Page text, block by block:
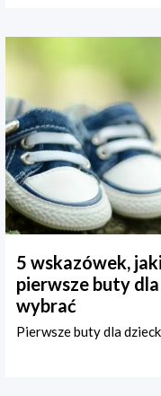
5 wskazówek,
pierwsze buty
wybrać
Pierwsze buty dla